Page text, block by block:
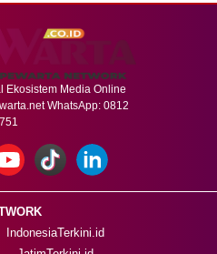
Ekosistem Media Online
WhatsApp: 0812
IndonesiaTerkini.id